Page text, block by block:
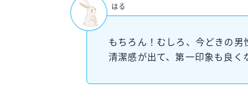
もちろん！むしろ、今どきの男
清潔感が出て、第一印象も良く
はる